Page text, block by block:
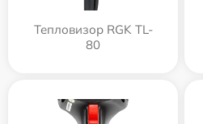
Тепловизор RGK TL-
80